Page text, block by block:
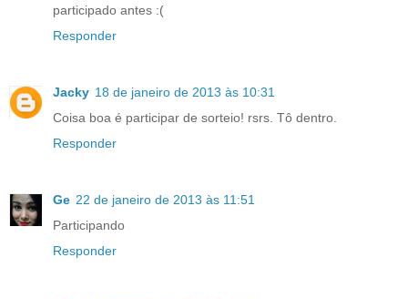
participado antes :(
Responder
Jacky 18 de janeiro de 2013 às 10:31
Coisa boa é participar de sorteio! rsrs. Tô dentro.
Responder
Ge 22 de janeiro de 2013 às 11:51
Participando
Responder